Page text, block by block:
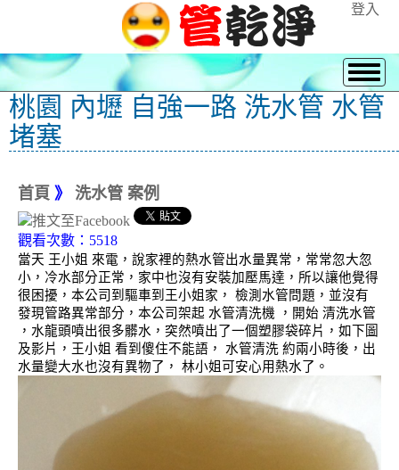
登入
桃園 內壢 自強一路 洗水管 水管
堵塞
首頁 》 洗水管 案例
觀看次數：5518
當天 王小姐 來電，說家裡的熱水管出水量異常，常常忽大忽
小，冷水部分正常，家中也沒有安裝加壓馬達，所以讓他覺得
很困擾，本公司到驅車到王小姐家， 檢測水管問題，並沒有
發現管路異常部分，本公司架起 水管清洗機 ，開始 清洗水管
，水龍頭噴出很多髒水，突然噴出了一個塑膠袋碎片，如下圖
及影片，王小姐 看到傻住不能語， 水管清洗 約兩小時後，出
水量變大水也沒有異物了， 林小姐可安心用熱水了。